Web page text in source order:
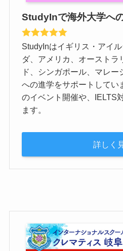
StudyInで海外大学へ
StudyInはイギリス・アイ
ダ、アメリカ、オーストラ
ド、シンガポール、マレ
への進学をサポートしてい
のイベント開催や、IELTS
ます。
詳しく